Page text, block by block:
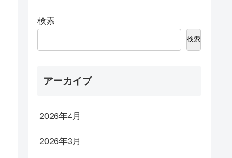
検索
検索
アーカイブ
2026年4月
2026年3月